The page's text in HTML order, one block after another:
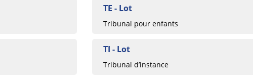
TE - Lot
Tribunal pour enfants
TI - Lot
Tribunal d’instance